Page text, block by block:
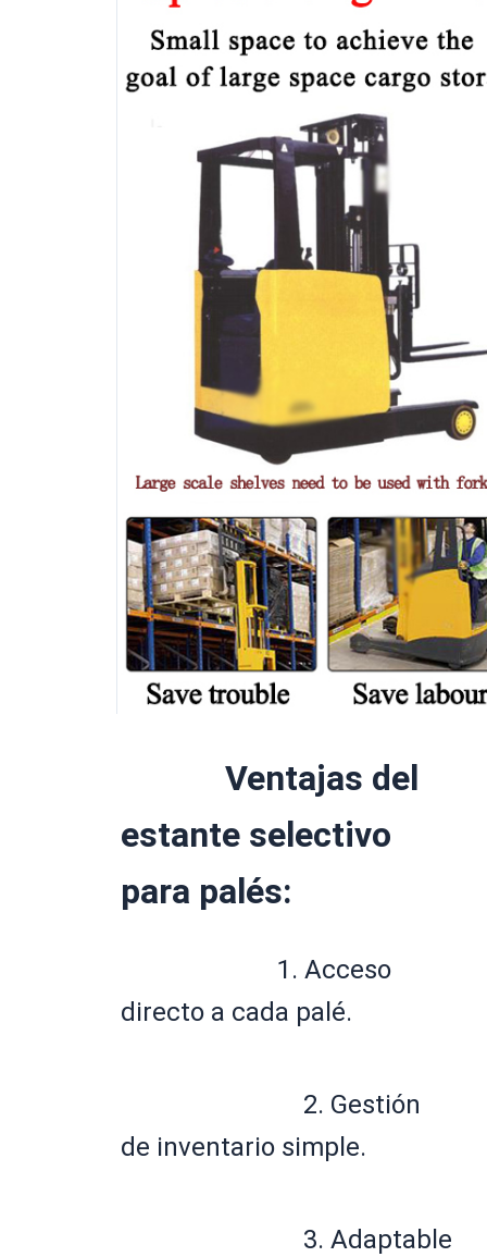
Ventajas del
estante selectivo
para palés:
1. Acceso
directo a cada palé.
2. Gestión
de inventario simple.
3. Adaptable